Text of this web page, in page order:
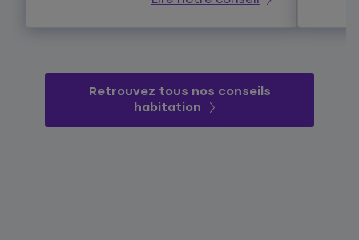
Retrouvez tous nos conseils
habitation